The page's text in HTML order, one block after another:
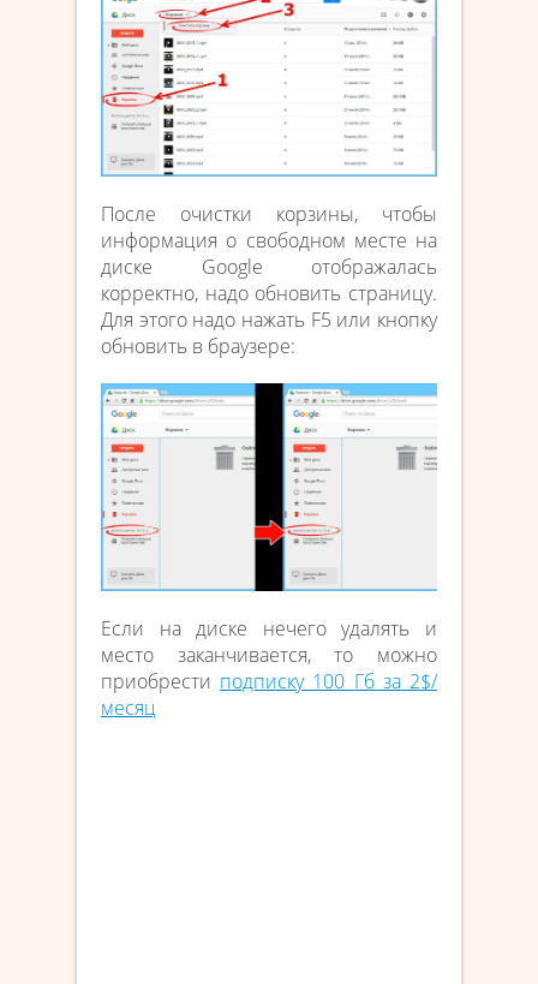
После очистки корзины, чтобы
информация о свободном месте на
диске Google отображалась
корректно, надо обновить страницу.
Для этого надо нажать F5 или кнопку
обновить в браузере:
Если на диске нечего удалять и
место заканчивается, то можно
приобрести подписку 100 Гб за 2$/
месяц